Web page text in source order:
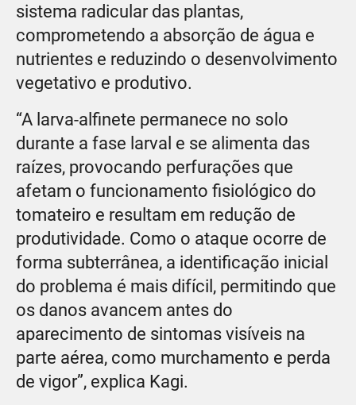
sistema radicular das plantas,
comprometendo a absorção de água e
nutrientes e reduzindo o desenvolvimento
vegetativo e produtivo.
“A larva-alfinete permanece no solo
durante a fase larval e se alimenta das
raízes, provocando perfurações que
afetam o funcionamento fisiológico do
tomateiro e resultam em redução de
produtividade. Como o ataque ocorre de
forma subterrânea, a identificação inicial
do problema é mais difícil, permitindo que
os danos avancem antes do
aparecimento de sintomas visíveis na
parte aérea, como murchamento e perda
de vigor”, explica Kagi.